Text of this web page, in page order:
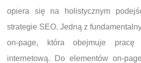
opiera się na holistycznym
strategie SEO. Jedną z
on-page, która obejmuje
internetową. Do elementów on-